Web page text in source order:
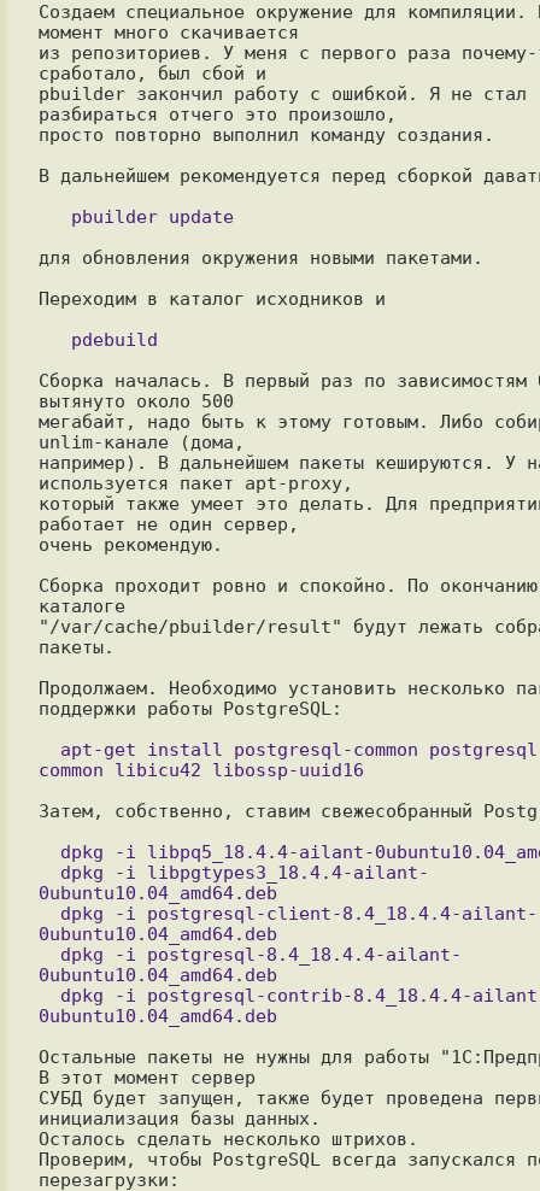
Создаем специальное окружение для компиляции.
момент много скачивается
из репозиториев. У меня с первого раза
сработало, был сбой и
pbuilder закончил работу с ошибкой. Я не стал
разбираться отчего это произошло,
просто повторно выполнил команду создания.
В дальнейшем рекомендуется перед сборкой
   pbuilder update
для обновления окружения новыми пакетами.
Переходим в каталог исходников и
Сборка началась. В первый раз по зависимостям
вытянуто около 500
мегабайт, надо быть к этому готовым. Либо
unlim-канале (дома,
например). В дальнейшем пакеты кешируются. У
используется пакет apt-proxy,
который также умеет это делать. Для
работает не один сервер,
очень рекомендую.
Сборка проходит ровно и спокойно. По
каталоге
"/var/cache/pbuilder/result" будут лежать
пакеты.
Продолжаем. Необходимо установить несколько
поддержки работы PostgreSQL:
Затем, собственно, ставим свежесобранный
0ubuntu10.04_amd64.deb
0ubuntu10.04_amd64.deb
0ubuntu10.04_amd64.deb
Остальные пакеты не нужны для работы
В этот момент сервер
СУБД будет запущен, также будет проведена
инициализация базы данных.
Осталось сделать несколько штрихов.
Проверим, чтобы PostgreSQL всегда запускался
перезагрузки: